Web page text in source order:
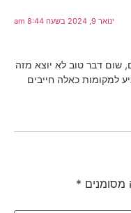
ינואר 9, 2024 בשעה 8:44 am
שום דבר טוב לא יוצא מזה
למקומות כאלה חייבים
*